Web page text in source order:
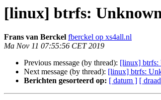
[linux] btrfs:
Frans van Berckel fberckel op xs4all.nl
Ma Nov 11 07:55:56 CET 2019
Previous message (by thread): [linux] btrfs:
Next message (by thread): [linux] btrfs:
Berichten gesorteerd op: [ datum ] [